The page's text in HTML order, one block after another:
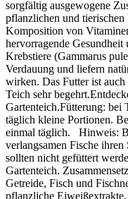
sorgfältig ausgewogene
pflanzlichen und tierischen
Komposition von
hervorragende
Krebstiere (Gammarus
Verdauung und liefern
wirken. Das Futter ist
Teich sehr
Gartenteich.Fütterung: bei
täglich kleine Portionen.
einmal täglich. Hinweis:
verlangsamen Fische
sollten nicht gefüttert
Gartenteich.
Getreide, Fisch und
pflanzliche